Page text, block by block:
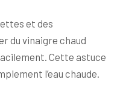
et des
du vinaigre chaud
Cette astuce
l’eau chaude.